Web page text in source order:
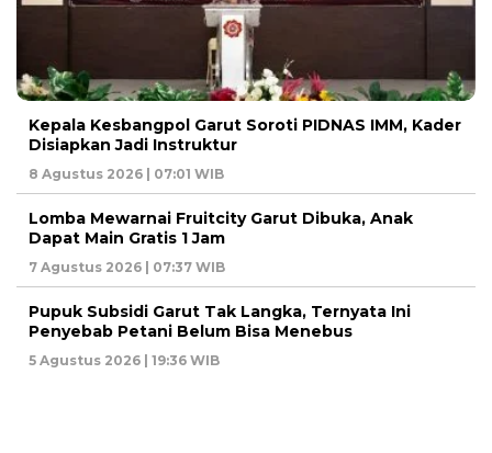
Kepala Kesbangpol Garut Soroti PIDNAS IMM, Kader
Disiapkan Jadi Instruktur
8 Agustus 2026 | 07:01 WIB
Lomba Mewarnai Fruitcity Garut Dibuka, Anak
Dapat Main Gratis 1 Jam
7 Agustus 2026 | 07:37 WIB
Pupuk Subsidi Garut Tak Langka, Ternyata Ini
Penyebab Petani Belum Bisa Menebus
5 Agustus 2026 | 19:36 WIB